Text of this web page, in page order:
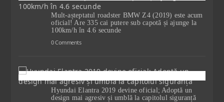
Mult-așteptatul roadster BMW Z4 (2019) este acum
oficial! Are 335 cai putere sub capotă și ajunge la
100km/h în 4.6 secunde
0 Comments
Hyundai Elantra 2019 devine oficial; Adoptă un
design mai agresiv și umblă la capitolul siguranță